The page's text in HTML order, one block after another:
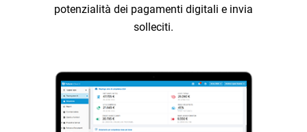
potenzialità dei pagamenti digitali e invia
solleciti.